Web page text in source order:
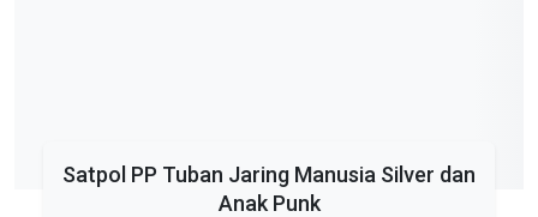
Satpol PP Tuban Jaring Manusia Silver dan
Anak Punk